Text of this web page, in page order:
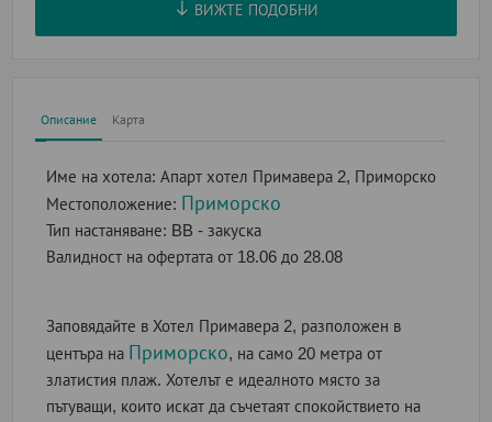
ВИЖТЕ ПОДОБНИ
Описание Карта
Име на хотела:Апарт хотел Примавера 2, Приморско
Местоположение: Приморско
Тип настаняване: BB - закуска
Валидност на офертатаот 18.06 до 28.08
Заповядайте в Хотел Примавера 2, разположен в
центъра на Приморско, на само 20 метра от
златистия плаж. Хотелът е идеалното място за
пътуващи, които искат да съчетаят спокойствието на